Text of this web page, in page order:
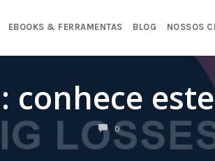
EBOOKS & FERRAMENTAS BLOG NOSSOS
conhece
0COMENTÁRIOS